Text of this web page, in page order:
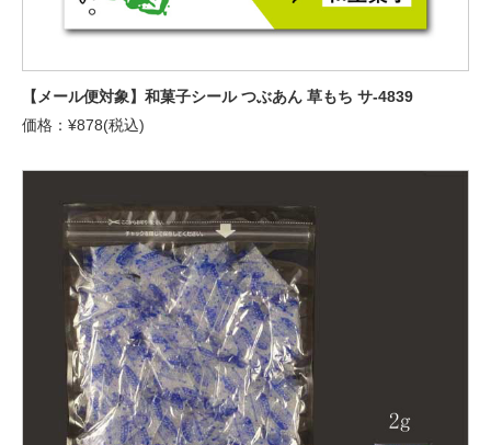
【メール便対象】和菓子シール つぶあん 草もち サ-4839
価格：¥878(税込)